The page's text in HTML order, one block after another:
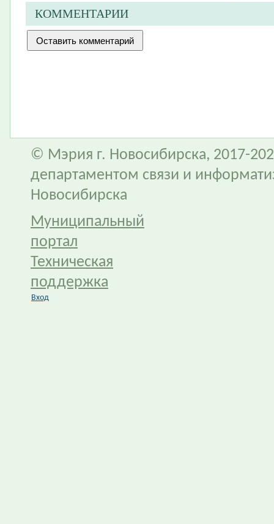
КОММЕНТАРИИ
© Мэрия г. Новосибирска, 2017-
департаментом связи и
Новосибирска
Муниципальный
портал
Техническая
поддержка
Вход